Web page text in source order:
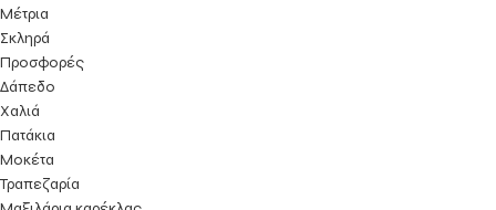
Μέτρια
Σκληρά
Προσφορές
Δάπεδο
Χαλιά
Πατάκια
Μοκέτα
Τραπεζαρία